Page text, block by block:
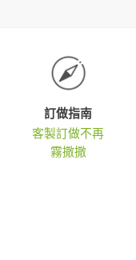
訂做指南
客製訂做不再
霧撒撒